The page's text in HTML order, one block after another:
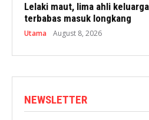
Lelaki maut, lima ahli
terbabas masuk longkang
Utama August 8, 2026
NEWSLETTER